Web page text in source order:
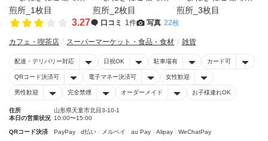
3.27 口コミ 1件 写真 22枚
カフェ・喫茶店 スーパーマーケット・食品・食材 雑貨
配達・デリバリー対応 日祝OK 駐車場有 カード可
QRコード決済可 電子マネー決済可 女性歓迎
男性歓迎 完全禁煙 オーダーメイド お子様連れOK
住所
山形県天童市北目3-10-1
本日の営業状況 10:00〜15:00
QRコード決済 PayPay d払い メルペイ au Pay Alipay WeChatPay